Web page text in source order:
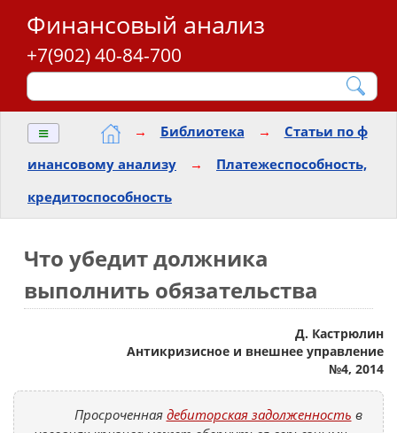
Финансовый анализ
+7(902) 40-84-700
≡ → Библиотека →
Статьи по ф
инансовому анализу
→
Платежеспособность,
кредитоспособность
Что убедит должника
выполнить обязательства
Д. Кастрюлин
Антикризисное и внешнее управление
№4, 2014
Просроченная дебиторская задолженность в